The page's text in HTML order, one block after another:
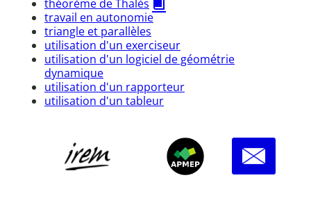
théorème de Thalès
travail en autonomie
triangle et parallèles
utilisation d'un exerciseur
utilisation d'un logiciel de géométrie
dynamique
utilisation d'un rapporteur
utilisation d'un tableur